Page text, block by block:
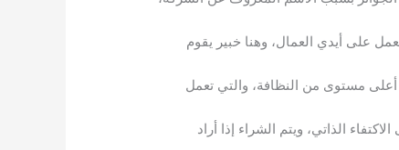
على أيدي العمال، وهنا خبير يقوم
أعلى مستوى من النظافة، والتي تعمل
الذاتي، ويتم الشراء إذا أراد